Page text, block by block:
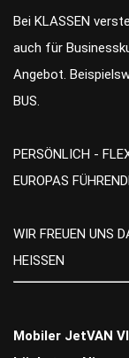
Bei KLASSEN
auch für
Angebot.
BUS.
PERSÖNLICH -
EUROPAS
WIR FREUEN UNS
HEISSEN
Mobiler JetVAN